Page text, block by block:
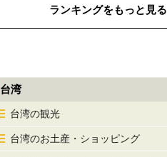
ランキングをもっと見る
台湾
台湾の観光
台湾のお土産・ショッピング